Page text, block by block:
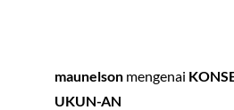
maunelson mengenai
UKUN-AN